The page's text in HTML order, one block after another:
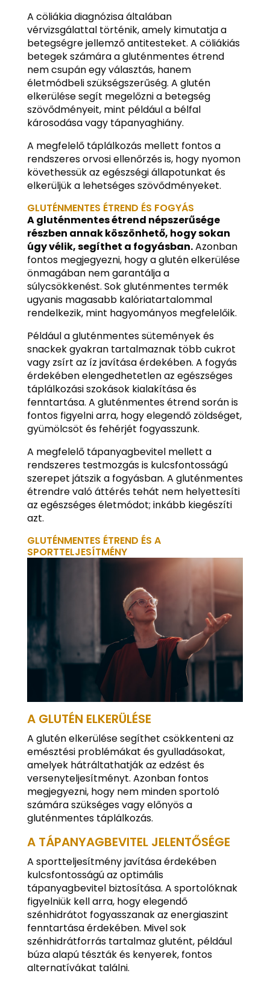
A cöliákia diagnózisa általában
vérvizsgálattal történik, amely kimutatja a
betegségre jellemző antitesteket. A cöliákiás
betegek számára a gluténmentes étrend
nem csupán egy választás, hanem
életmódbeli szükségszerűség. A glutén
elkerülése segít megelőzni a betegség
szövődményeit, mint például a bélfal
károsodása vagy tápanyaghiány.
A megfelelő táplálkozás mellett fontos a
rendszeres orvosi ellenőrzés is, hogy nyomon
követhessük az egészségi állapotunkat és
elkerüljük a lehetséges szövődményeket.
GLUTÉNMENTES ÉTREND ÉS FOGYÁS
A gluténmentes étrend népszerűsége
részben annak köszönhető, hogy sokan
úgy vélik, segíthet a fogyásban.Azonban
fontos megjegyezni, hogy a glutén elkerülése
önmagában nem garantálja a
súlycsökkenést. Sok gluténmentes termék
ugyanis magasabb kalóriatartalommal
rendelkezik, mint hagyományos megfelelőik.
Például a gluténmentes sütemények és
snackek gyakran tartalmaznak több cukrot
vagy zsírt az íz javítása érdekében. A fogyás
érdekében elengedhetetlen az egészséges
táplálkozási szokások kialakítása és
fenntartása. A gluténmentes étrend során is
fontos figyelni arra, hogy elegendő zöldséget,
gyümölcsöt és fehérjét fogyasszunk.
A megfelelő tápanyagbevitel mellett a
rendszeres testmozgás is kulcsfontosságú
szerepet játszik a fogyásban. A gluténmentes
étrendre való áttérés tehát nem helyettesíti
az egészséges életmódot; inkább kiegészíti
azt.
GLUTÉNMENTES ÉTREND ÉS A
SPORTTELJESÍTMÉNY
A GLUTÉN ELKERÜLÉSE
A glutén elkerülése segíthet csökkenteni az
emésztési problémákat és gyulladásokat,
amelyek hátráltathatják az edzést és
versenyteljesítményt. Azonban fontos
megjegyezni, hogy nem minden sportoló
számára szükséges vagy előnyös a
gluténmentes táplálkozás.
A TÁPANYAGBEVITEL JELENTŐSÉGE
A sportteljesítmény javítása érdekében
kulcsfontosságú az optimális
tápanyagbevitel biztosítása. A sportolóknak
figyelniük kell arra, hogy elegendő
szénhidrátot fogyasszanak az energiaszint
fenntartása érdekében. Mivel sok
szénhidrátforrás tartalmaz glutént, például
búza alapú tészták és kenyerek, fontos
alternatívákat találni.